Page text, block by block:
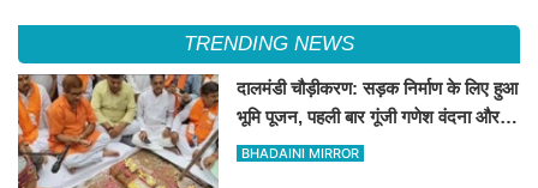
TRENDING NEWS
दालमंडी चौड़ीकरण: सड़क निर्माण के लिए हुआ
भूमि पूजन, पहली बार गूंजी गणेश वंदना और
'हर-हर महादेव' का उद्घोष
BHADAINI MIRROR